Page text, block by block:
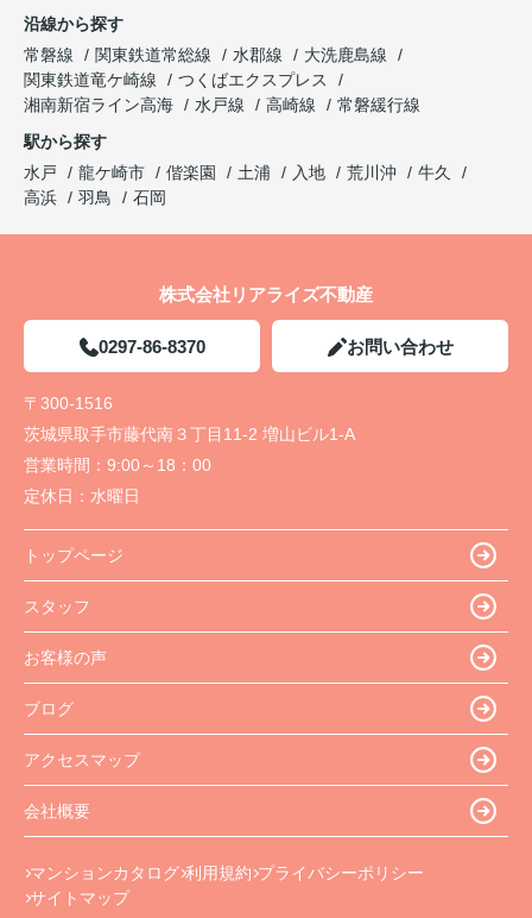
沿線から探す
常磐線
関東鉄道常総線 水郡線
大洗鹿島線
関東鉄道竜ケ崎線
つくばエクスプレス
湘南新宿ライン高海
水戸線 高崎線
常磐緩行線
駅から探す
水戸
龍ケ崎市 偕楽園 土浦 入地 荒川沖
牛久
高浜
羽鳥 石岡
株式会社リアライズ不動産
0297-86-8370 お問い合わせ
〒300-1516
茨城県取手市藤代南３丁目11-2 増山ビル1-A
営業時間： 9:00～18：00
定休日： 水曜日
トップページ
スタッフ
お客様の声
ブログ
アクセスマップ
会社概要
マンションカタログ 利用規約 プライバシーポリシー
サイトマップ